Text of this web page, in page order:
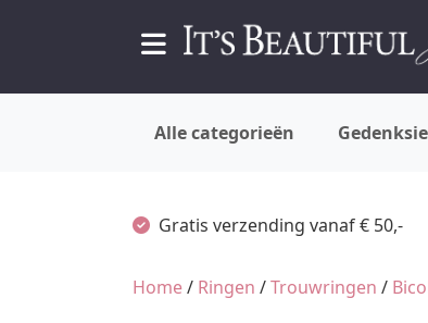
Alle categorieën
Gratis verzending vanaf € 50,-
Home/ Ringen /Trouwringen /